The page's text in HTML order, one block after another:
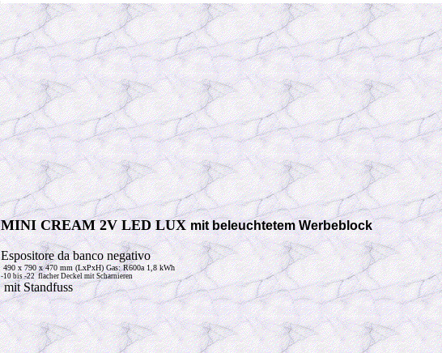
MINI CREAM 2V LED LUXmit beleuchtetem Werbeblock
Espositore da banco negativo
490 x 790 x 470 mm (LxPxH) Gas: R600a 1,8 kWh
-10 bis -22 flacher Deckel mit Scharnieren
mit Standfuss